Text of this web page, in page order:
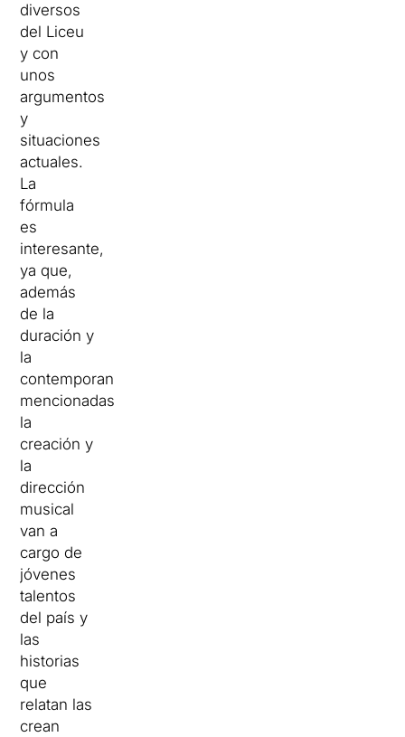
diversos
del Liceu
y con
unos
argumentos
y
situaciones
actuales.
La
fórmula
es
interesante,
ya que,
además
de la
duración y
la
contemporaneidad
mencionadas,
la
creación y
la
dirección
musical
van a
cargo de
jóvenes
talentos
del país y
las
historias
que
relatan las
crean